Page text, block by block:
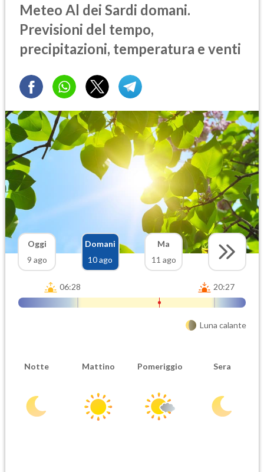
Meteo Al dei Sardi domani.
Previsioni del tempo,
precipitazioni, temperatura e venti
Oggi
9 ago
Domani
10 ago
Ma
11 ago
06:28 20:27
Luna calante
Notte Mattino Pomeriggio Sera